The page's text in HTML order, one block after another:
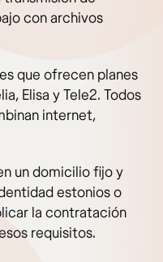
con archivos
que ofrecen planes
Elisa y Tele2. Todos
internet,
un domicilio fijo y
estonios o
la contratación
requisitos.